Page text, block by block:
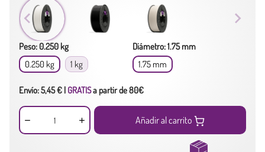
Peso: 0.250 kg
0.250 kg
1 kg
Diámetro: 1.75 mm
1.75 mm
Envío: 5,45 € | GRATISa partir de 80€
Añadir al carrito